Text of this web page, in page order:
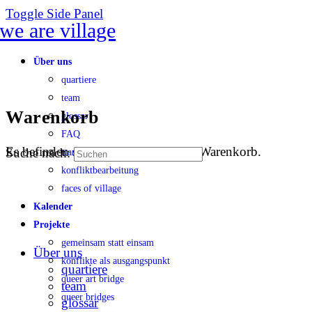
Toggle Side Panel
Über uns
quartiere
team
glossar
FAQ
transparenz
konfliktbearbeitung
faces of village
Kalender
Projekte
gemeinsam statt einsam
konflikte als ausgangspunkt
queer art bridge
queer bridges
Warenkorb
Es befinden sich keine Produkte im Warenkorb.
Suche nach:
Über uns
quartiere
team
glossar